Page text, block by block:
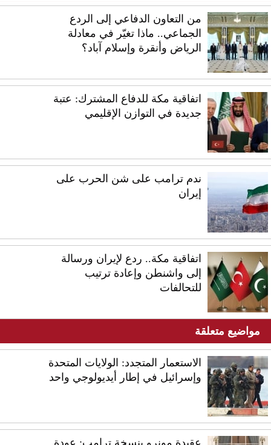
من التعاون الدفاعي إلى الردع
الجماعي.. ماذا تغيّر في معادلة
الرياض وأنقرة وإسلام آباد؟
اتفاقية مكة للدفاع المشترك: عتبة
جديدة في التوازن الإقليمي
ندم ترامب على شن الحرب على
إيران
اتفاقية مكة.. ردع لإيران ورسالة
إلى واشنطن وإعادة ترتيب
للتحالفات
مواضيع متعلقة
الاستعمار المتجدد: الولايات المتحدة
وإسرائيل في إطار أيديولوجي واحد